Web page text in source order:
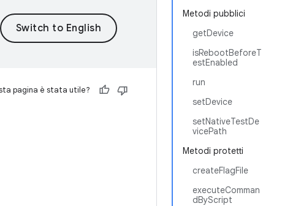
Metodi pubblici
getDevice
isRebootBeforeT
estEnabled
run
setDevice
setNativeTestDe
vicePath
Metodi protetti
createFlagFile
executeComman
dByScript
pagina è stata utile?